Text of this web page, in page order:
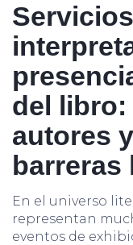
del
autores
barreras
En el universo
representan
eventos de